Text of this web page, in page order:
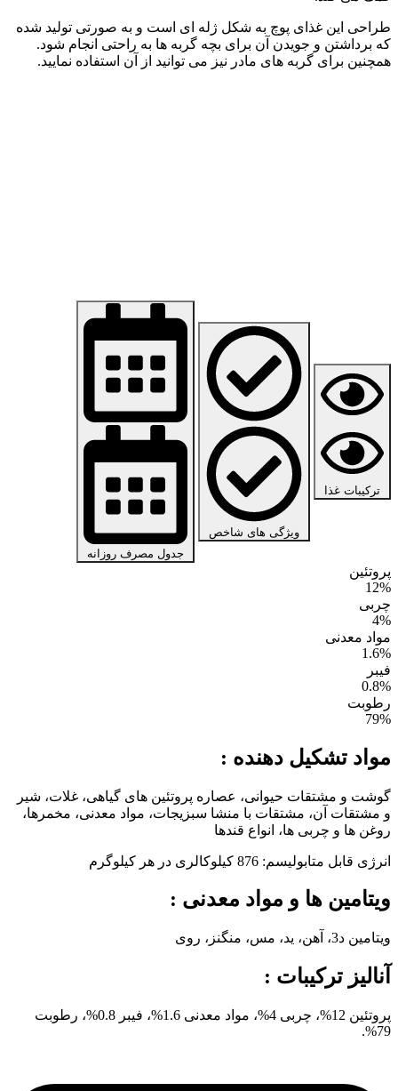
طراحی این غذای پوچ به شکل ژله ای است و به صورتی تولید شده
که برداشتن و جویدن آن برای بچه گربه ها به راحتی انجام شود.
همچنین برای گربه های مادر نیز می توانید از آن استفاده نمایید.
ترکیبات غذا
ویژگی های شاخص
جدول مصرف روزانه
پروتئین
12%
چربی
4%
مواد معدنی
1.6%
فیبر
0.8%
رطوبت
79%
مواد تشکیل دهنده :
گوشت و مشتقات حیوانی، عصاره پروتئین های گیاهی، غلات، شیر
و مشتقات آن، مشتقات با منشا سبزیجات، مواد معدنی، مخمرها،
روغن ها و چربی ها، انواع قندها
انرژی قابل متابولیسم: 876 کیلوکالری در هر کیلوگرم
ویتامین ها و مواد معدنی :
ویتامین د3، آهن، ید، مس، منگنز، روی
آنالیز ترکیبات :
پروتئین 12%، چربی 4%، مواد معدنی 1.6%، فیبر 0.8%، رطوبت
79%.